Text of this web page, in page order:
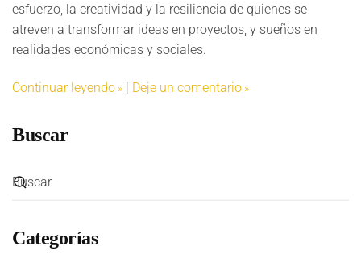
esfuerzo, la creatividad y la resiliencia de quienes se
atreven a transformar ideas en proyectos, y sueños en
realidades económicas y sociales.
Continuar leyendo | Deje un comentario
Buscar
Categorías